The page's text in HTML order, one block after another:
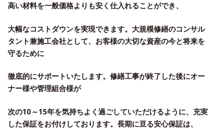
高い材料を一般価格よりも安く仕入れることができ、
大幅なコストダウンを実現できます。大規模修繕のコンサル
タント兼施工会社として、お客様の大切な資産の今と将来を
守るために
徹底的にサポートいたします。修繕工事が終了した後にオー
ナー様や管理組合様が
次の10～15年を気持ちよく過ごしていただけるように、充実
した保証をお付けしております。長期に亘る安心保証は、